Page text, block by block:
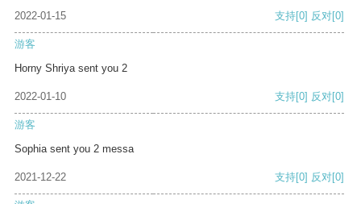
2022-01-15 支持[0] 反对[0]
游客
Horny Shriya sent you 2
2022-01-10 支持[0] 反对[0]
游客
Sophia sent you 2 messa
2021-12-22 支持[0] 反对[0]